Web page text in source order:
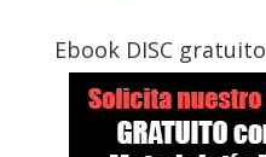
Ebook DISC gratuito